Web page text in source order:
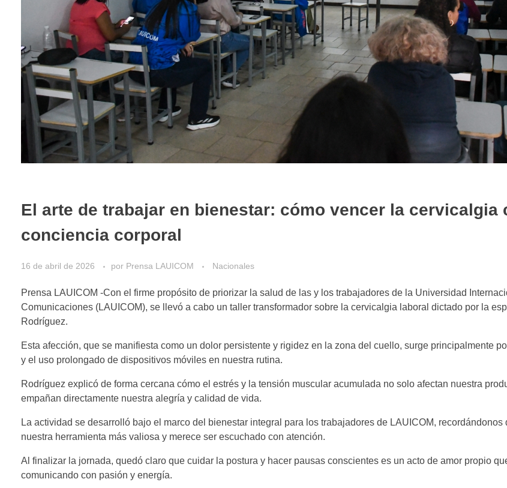
El arte de trabajar en bienestar: cómo vencer la cervicalgia
conciencia corporal
16 de abril de 2026 por Prensa LAUICOM Nacionales
Prensa LAUICOM -Con el firme propósito de priorizar la salud de las y los trabajadores de la Universidad
Comunicaciones (LAUICOM), se llevó a cabo un taller transformador sobre la cervicalgia laboral dictado por la
Rodríguez.
Esta afección, que se manifiesta como un dolor persistente y rigidez en la zona del cuello, surge principalmente
y el uso prolongado de dispositivos móviles en nuestra rutina.
Rodríguez explicó de forma cercana cómo el estrés y la tensión muscular acumulada no solo afectan nuestra
empañan directamente nuestra alegría y calidad de vida.
La actividad se desarrolló bajo el marco del bienestar integral para los trabajadores de LAUICOM, recordándonos
nuestra herramienta más valiosa y merece ser escuchado con atención.
Al finalizar la jornada, quedó claro que cuidar la postura y hacer pausas conscientes es un acto de amor propio
comunicando con pasión y energía.